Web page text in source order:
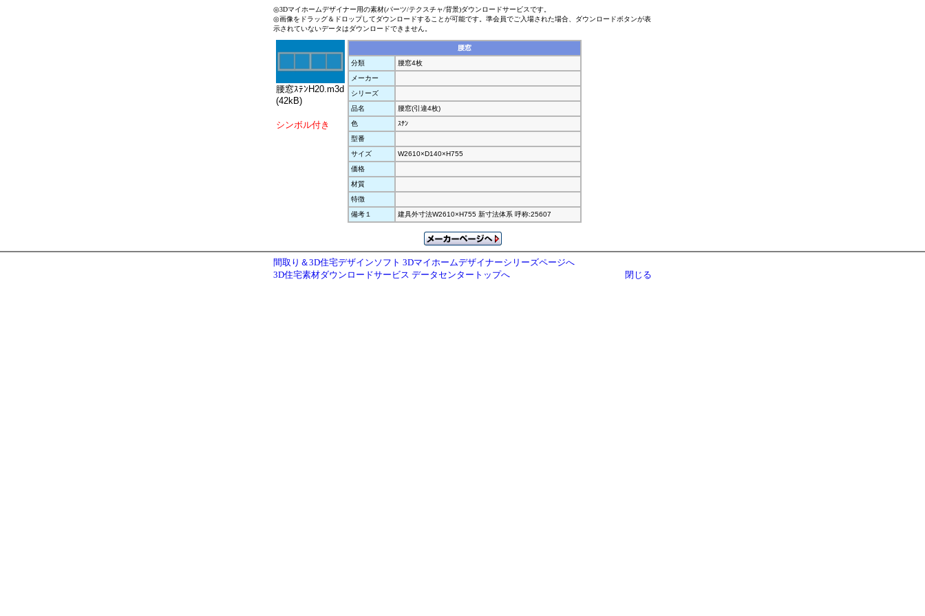
◎3Dマイホームデザイナー用の素材(パーツ/テクスチャ/背景)ダウンロードサービスです。
◎画像をドラッグ＆ドロップしてダウンロードすることが可能です。準会員でご入場された場合、ダウンロードボタンが表
示されていないデータはダウンロードできません。
腰窓ｽﾃﾝH20.m3d
(42kB)
シンボル付き
腰窓
分類
腰窓4枚
メーカー
シリーズ
品名
腰窓(引違4枚)
色
ｽﾃﾝ
型番
サイズ
W2610×D140×H755
価格
材質
特徴
備考１
建具外寸法W2610×H755 新寸法体系 呼称:25607
間取り＆3D住宅デザインソフト 3Dマイホームデザイナーシリーズページへ
3D住宅素材ダウンロードサービス データセンタートップへ
閉じる